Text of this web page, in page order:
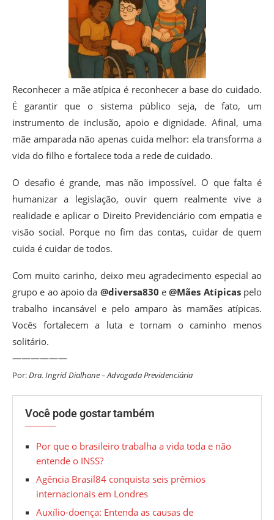
Reconhecer a mãe atípica é reconhecer a base do cuidado.
É garantir que o sistema público seja, de fato, um
instrumento de inclusão, apoio e dignidade. Afinal, uma
mãe amparada não apenas cuida melhor: ela transforma a
vida do filho e fortalece toda a rede de cuidado.
O desafio é grande, mas não impossível. O que falta é
humanizar a legislação, ouvir quem realmente vive a
realidade e aplicar o Direito Previdenciário com empatia e
visão social. Porque no fim das contas, cuidar de quem
cuida é cuidar de todos.
Com muito carinho, deixo meu agradecimento especial ao
grupo e ao apoio da @diversa830 e@Mães Atípicaspelo
trabalho incansável e pelo amparo às mamães atípicas.
Vocês fortalecem a luta e tornam o caminho menos
solitário.
——————
Por:Dra. Ingrid Dialhane – Advogada Previdenciária
Você pode gostar também
Por que o brasileiro trabalha a vida toda e não
entende o INSS?
Agência Brasil84 conquista seis prêmios
internacionais em Londres
Auxílio-doença: Entenda as causas de